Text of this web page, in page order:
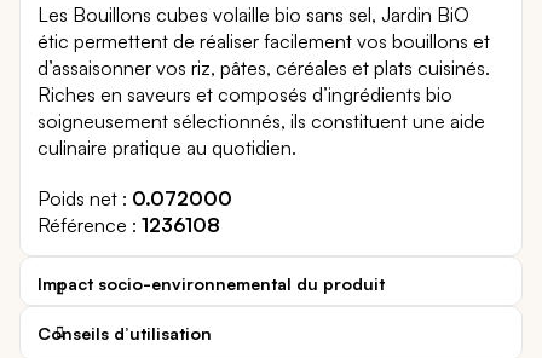
Les Bouillons cubes volaille bio sans sel, Jardin BiO
étic permettent de réaliser facilement vos bouillons et
d’assaisonner vos riz, pâtes, céréales et plats cuisinés.
Riches en saveurs et composés d’ingrédients bio
soigneusement sélectionnés, ils constituent une aide
culinaire pratique au quotidien.
Poids net
0.072000
Référence
1236108
Impact socio-environnemental du produit
Conseils d’utilisation